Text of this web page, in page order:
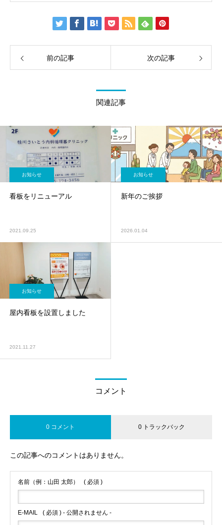
前の記事 次の記事
関連記事
お知らせ
看板をリニューアル
2021.09.25
お知らせ
新年のご挨拶
2026.01.04
お知らせ
屋内看板を設置しました
2021.11.27
コメント
0 コメント 0 トラックバック
この記事へのコメントはありません。
名前（例：山田 太郎） ( 必須 )
E-MAIL ( 必須 ) - 公開されません -